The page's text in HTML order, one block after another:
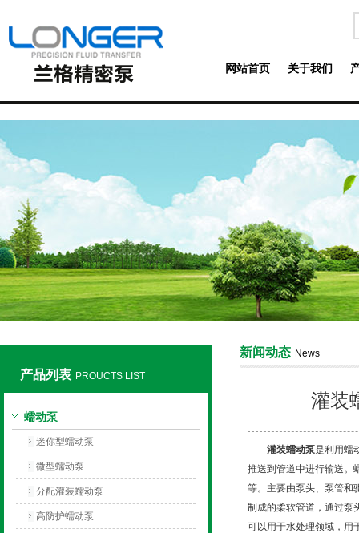
网站首页 关于我们
产品列表 PROUCTS LIST
蠕动泵
迷你型蠕动泵
微型蠕动泵
分配灌装蠕动泵
高防护蠕动泵
新闻动态 News
灌装
灌装蠕动泵是利用蠕
推送到管道中进行输送。
等。主要由泵头、泵管和
制成的柔软管道，通过泵
可以用于水处理领域，用